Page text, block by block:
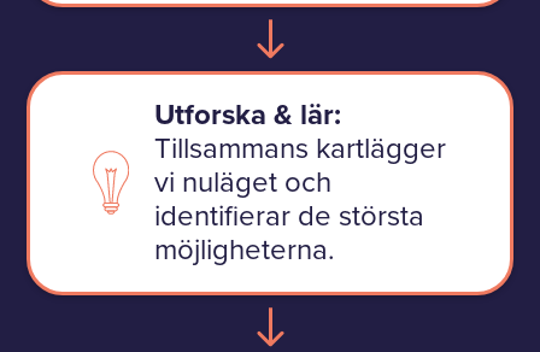
Utforska & lär:
Tillsammans kartlägger
vi nuläget och
identifierar de största
möjligheterna.